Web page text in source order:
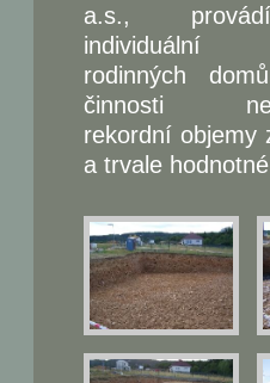
a.s.,
individuální
rodinných
činnosti
rekordní objemy
a trvale